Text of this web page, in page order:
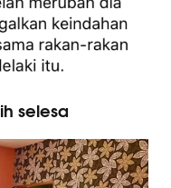
selesa